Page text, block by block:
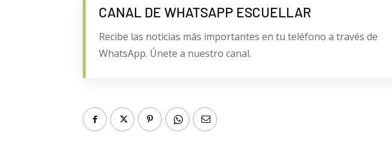
CANAL DE WHATSAPP ESCUELLAR
Recibe las noticias más importantes en tu teléfono a través de
WhatsApp. Únete a nuestro canal.